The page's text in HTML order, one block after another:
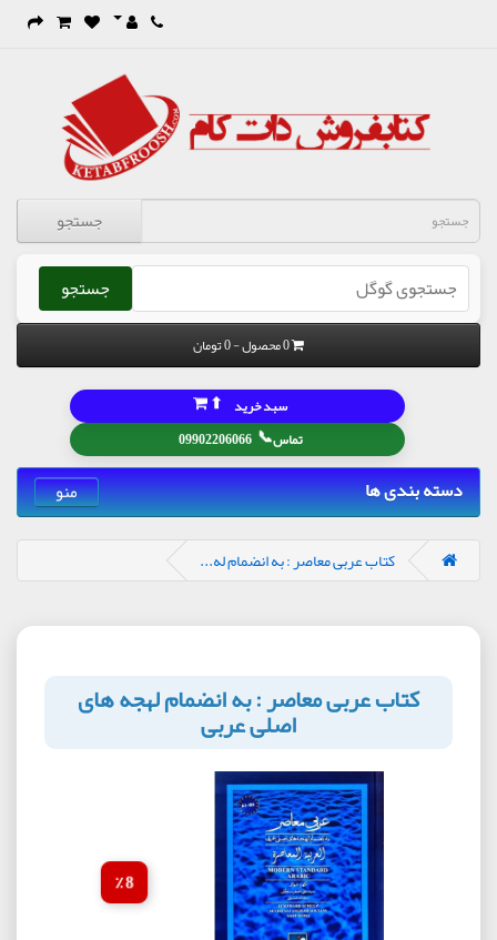
جستجو
جستجو
0 محصول - 0 تومان
تماس📞
09902206066
سبد خرید ⬆
دسته بندی ها منو
کتاب عربی معاصر : به انضمام له...
کتاب عربی معاصر : به انضمام لهجه های
اصلی عربی
8 ٪